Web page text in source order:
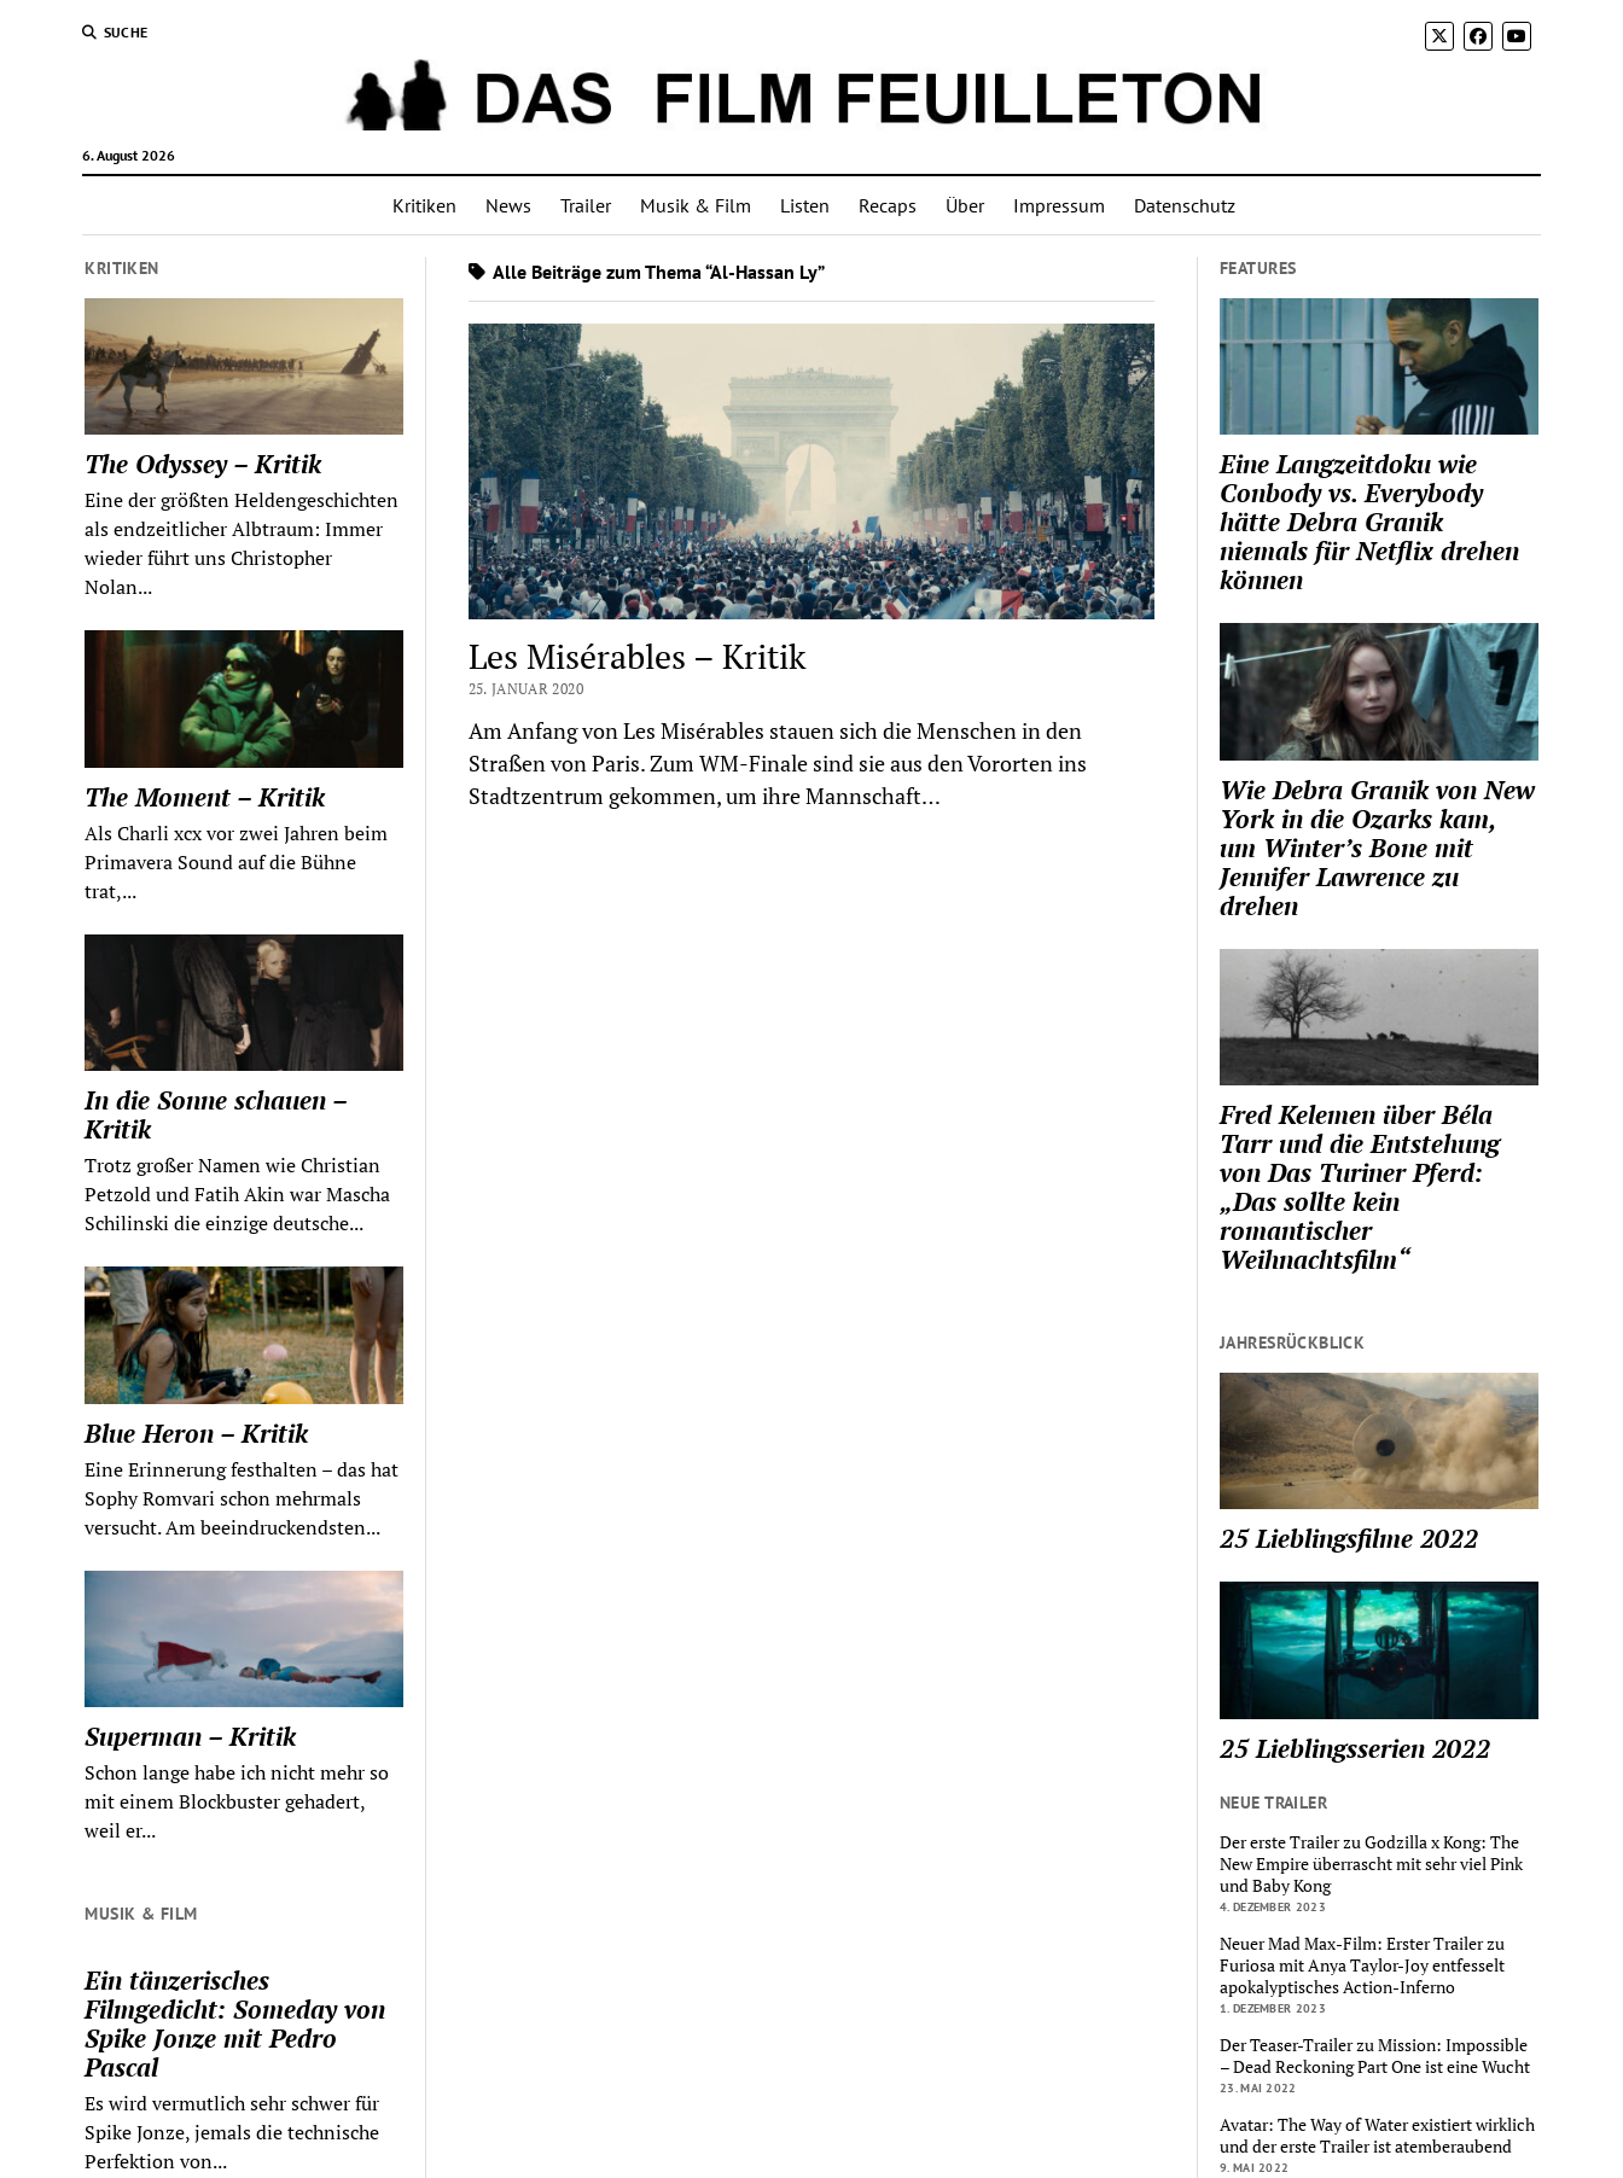
SUCHE
6. August 2026
Kritiken News Trailer Musik & Film Listen Recaps Über Impressum Datenschutz
KRITIKEN
The Odyssey – Kritik
Eine der größten Heldengeschichten
als endzeitlicher Albtraum: Immer
wieder führt uns Christopher
Nolan...
The Moment – Kritik
Als Charli xcx vor zwei Jahren beim
Primavera Sound auf die Bühne
trat,...
In die Sonne schauen –
Kritik
Trotz großer Namen wie Christian
Petzold und Fatih Akin war Mascha
Schilinski die einzige deutsche...
Blue Heron – Kritik
Eine Erinnerung festhalten – das hat
Sophy Romvari schon mehrmals
versucht. Am beeindruckendsten...
Superman – Kritik
Schon lange habe ich nicht mehr so
mit einem Blockbuster gehadert,
weil er...
MUSIK & FILM
Ein tänzerisches
Filmgedicht: Someday von
Spike Jonze mit Pedro
Pascal
Es wird vermutlich sehr schwer für
Spike Jonze, jemals die technische
Perfektion von...
Alle Beiträge zum Thema “Al-Hassan Ly”
Les Misérables – Kritik
25. JANUAR 2020
Am Anfang von Les Misérables stauen sich die Menschen in den
Straßen von Paris. Zum WM-Finale sind sie aus den Vororten ins
Stadtzentrum gekommen, um ihre Mannschaft…
FEATURES
Eine Langzeitdoku wie
Conbody vs. Everybody
hätte Debra Granik
niemals für Netflix drehen
können
Wie Debra Granik von New
York in die Ozarks kam,
um Winter’s Bone mit
Jennifer Lawrence zu
drehen
Fred Kelemen über Béla
Tarr und die Entstehung
von Das Turiner Pferd:
„Das sollte kein
romantischer
Weihnachtsfilm“
JAHRESRÜCKBLICK
25 Lieblingsfilme 2022
25 Lieblingsserien 2022
NEUE TRAILER
Der erste Trailer zu Godzilla x Kong: The
New Empire überrascht mit sehr viel Pink
und Baby Kong
4. DEZEMBER 2023
Neuer Mad Max-Film: Erster Trailer zu
Furiosa mit Anya Taylor-Joy entfesselt
apokalyptisches Action-Inferno
1. DEZEMBER 2023
Der Teaser-Trailer zu Mission: Impossible
– Dead Reckoning Part One ist eine Wucht
23. MAI 2022
Avatar: The Way of Water existiert wirklich
und der erste Trailer ist atemberaubend
9. MAI 2022